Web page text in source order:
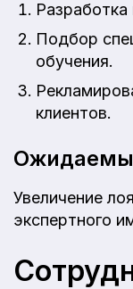
Подбор
обучения.
клиентов.
Увеличение
экспертного